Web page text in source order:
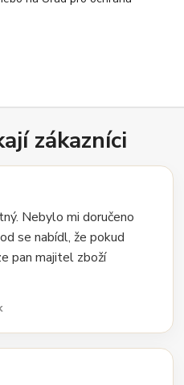
zákazníci
Nebylo mi doručeno
se nabídl, že pokud
pan majitel zboží